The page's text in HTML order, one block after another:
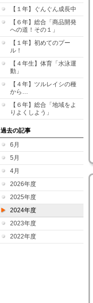
【１年】ぐんぐん成長中
【６年】総合「商品開発
への道！その１」
【１年】初めてのプー
ル！
【４年生】体育「水泳運
動」
【４年】ツルレイシの種
から…
【６年】総合「地域をよ
りよくしよう」
過去の記事
6月
5月
4月
2026年度
2025年度
2024年度
2023年度
2022年度